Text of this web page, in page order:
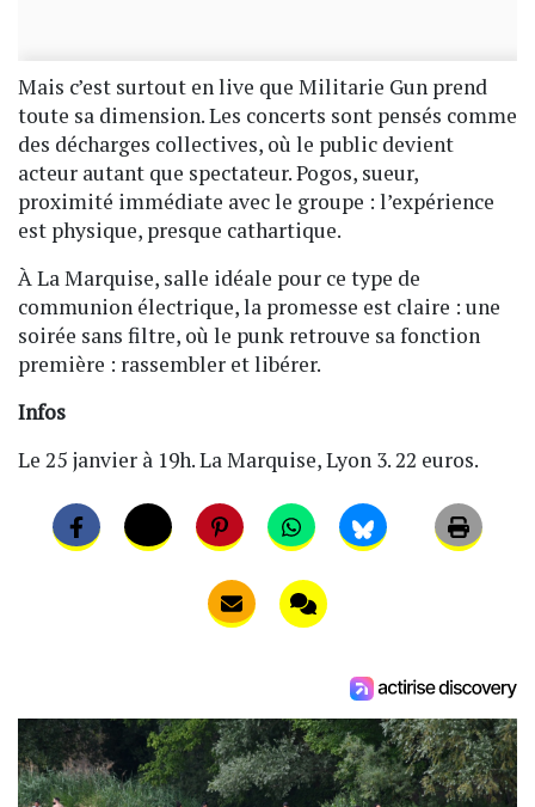
Mais c’est surtout en live que Militarie Gun prend
toute sa dimension. Les concerts sont pensés comme
des décharges collectives, où le public devient
acteur autant que spectateur. Pogos, sueur,
proximité immédiate avec le groupe : l’expérience
est physique, presque cathartique.
À La Marquise, salle idéale pour ce type de
communion électrique, la promesse est claire : une
soirée sans filtre, où le punk retrouve sa fonction
première : rassembler et libérer.
Infos
Le 25 janvier à 19h. La Marquise, Lyon 3. 22 euros.